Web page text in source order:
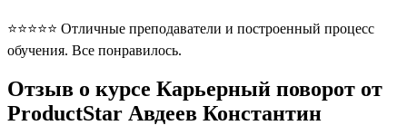
⭐⭐⭐⭐⭐ Отличные преподаватели и построенный процесс
обучения. Все понравилось.
Отзыв о курсе Карьерный поворот от
ProductStar Авдеев Константин